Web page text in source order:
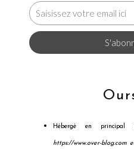
Hébergé en principal
https://www.over-